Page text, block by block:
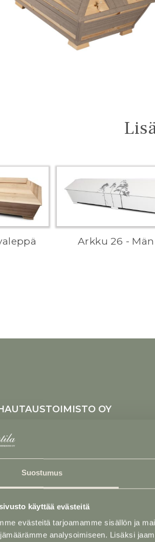
Suostumus
käyttää evästeitä
evästeitä tarjoamamme sisällön ja
analysoimiseen. Lisäksi
Arkku 26 -
OY
9, 24100
9 - 16, la-su suljettu
2562(24 h)
1724 (Jaakko Saustila)
6167 (Auraleena Saustila)